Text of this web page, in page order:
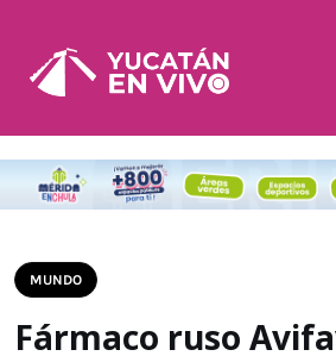
MUNDO
Fármaco ruso